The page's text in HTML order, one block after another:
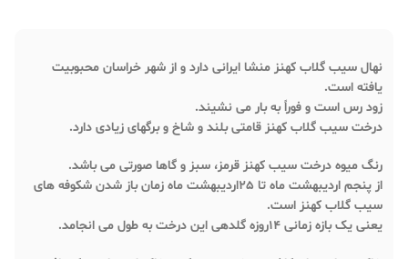
نهال سیب گلاب کهنز منشا ایرانی دارد و از شهر خراسان محبوبیت
یافته است.
زود رس است و فوراً به بار می نشیند.
درخت سیب گلاب کهنز قامتی بلند و شاخ و برگهای زیادی دارد.
رنگ میوه درخت سیب کهنز قرمز، سبز و گاها صورتی می باشد.
از پنجم اردیبهشت ماه تا ۲۵اردیبهشت ماه زمان باز شدن شکوفه های
سیب گلاب کهنز است.
یعنی یک بازه زمانی ۱۴روزه گلدهی این درخت به طول می انجامد.